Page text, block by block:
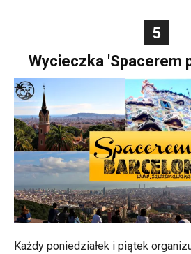
5
Wycieczka 'Spacerem
Każdy poniedziałek i piątek